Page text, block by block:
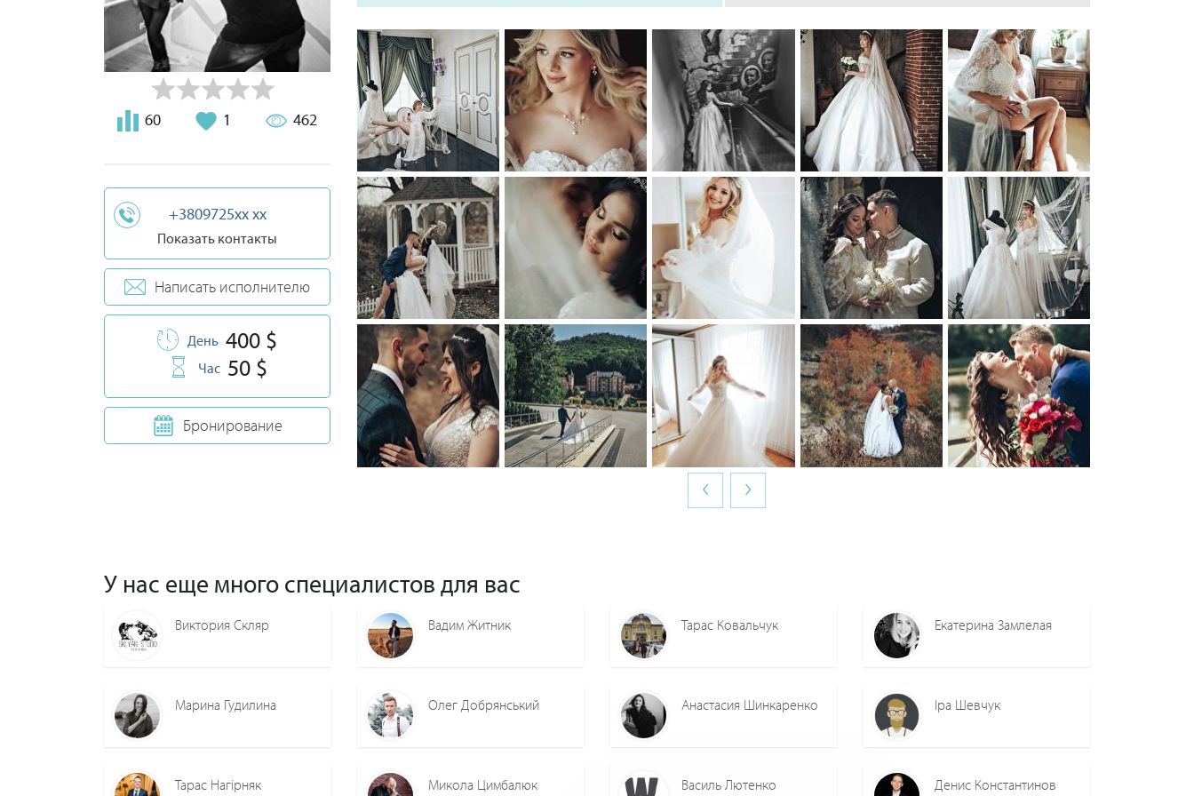
60 1 462
+3809725xx xx
Показать контакты
Написать исполнителю
День 400 $
Час 50 $
Бронирование
классические, так и необычные авторские варианты свадебных постановочных фотосессий, а также тематические
свадебные фотосессии в Хмельницком, Хмельницкой области или на выезде в любой уголок земного шара. По-моему
убеждению, принципиальное отличие успешного фотографа в том, что свадебный фотограф - это фотохудожник, который
не просто фотографирует вас на профессиональный фотоаппарат, а создает вам хорошее настроение, поддерживая
позитивную атмосферу праздника. Настоящий фотограф на свадьбу приходит фотографировать главным образом ваши
эмоции: улыбки, радость и восторг. Гарантирую вам не только высокое качество свадебных фотографий, но и
замечательное настроение на протяжении всей свадебной фотосессии!
0 0 0 0 0 0 0 0
0 0 0 0 0 0 0 0 0 0
0
‹ ›
У нас еще много специалистов для вас
Виктория Скляр Вадим Житник Тарас Ковальчук Екатерина Замлелая
Марина Гудилина Олег Добрянський Анастасия Шинкаренко Іра Шевчук
Тарас Нагірняк Микола Цимбалюк Василь Лютенко Денис Константинов